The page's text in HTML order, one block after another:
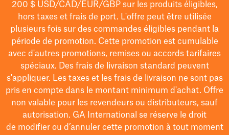
200 $USD/CAD/EUR/GBPsur les produits éligibles,
hors taxes et frais de port. L'offre peut être utilisée
plusieurs fois sur des commandes éligibles pendant la
période de promotion. Cette promotion est cumulable
avec d'autres promotions, remises ou accords tarifaires
spéciaux. Des frais de livraison standard peuvent
s'appliquer. Les taxes et les frais de livraison ne sont pas
pris en compte dans le montant minimum d'achat. Offre
non valable pour les revendeurs ou distributeurs, sauf
autorisation. GA International se réserve le droit
de modifierou d’annuler cette promotion à tout moment